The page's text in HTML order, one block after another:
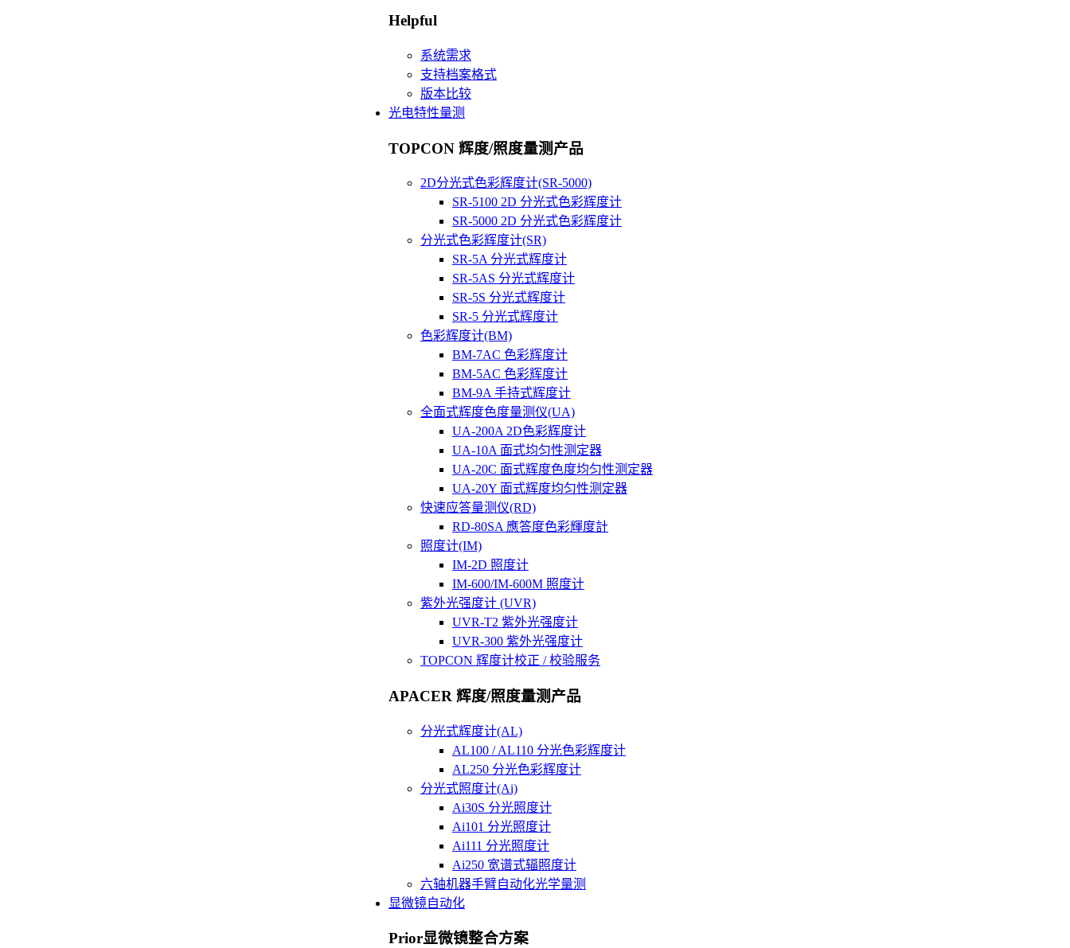
Helpful
系统需求
支持档案格式
版本比较
光电特性量测
TOPCON 辉度/照度量测产品
2D分光式色彩辉度计(SR-5000)
SR-5100 2D 分光式色彩辉度计
SR-5000 2D 分光式色彩辉度计
分光式色彩辉度计(SR)
SR-5A 分光式辉度计
SR-5AS 分光式辉度计
SR-5S 分光式辉度计
SR-5 分光式辉度计
色彩辉度计(BM)
BM-7AC 色彩辉度计
BM-5AC 色彩辉度计
BM-9A 手持式辉度计
全面式辉度色度量测仪(UA)
UA-200A 2D色彩辉度计
UA-10A 面式均匀性测定器
UA-20C 面式辉度色度均匀性测定器
UA-20Y 面式辉度均匀性测定器
快速应答量测仪(RD)
RD-80SA 應答度色彩輝度計
照度计(IM)
IM-2D 照度计
IM-600/IM-600M 照度计
紫外光强度计 (UVR)
UVR-T2 紫外光强度计
UVR-300 紫外光强度计
TOPCON 辉度计校正 / 校验服务
APACER 辉度/照度量测产品
分光式辉度计(AL)
AL100 / AL110 分光色彩辉度计
AL250 分光色彩辉度计
分光式照度计(Ai)
Ai30S 分光照度计
Ai101 分光照度计
Ai111 分光照度计
Ai250 宽谱式辐照度计
六轴机器手臂自动化光学量测
显微镜自动化
Prior显微镜整合方案